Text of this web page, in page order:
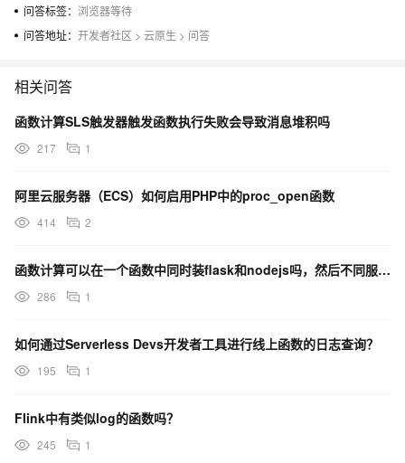
问答标签： 浏览器等待
问答地址： 开发者社区 > 云原生 > 问答
相关问答
函数计算SLS触发器触发函数执行失败会导致消息堆积吗
217 1
阿里云服务器（ECS）如何启用PHP中的proc_open函数
414 2
函数计算可以在一个函数中同时装flask和nodejs吗，然后不同服务器如何交换数据？
286 1
如何通过Serverless Devs开发者工具进行线上函数的日志查询？
195 1
Flink中有类似log的函数吗？
245 1